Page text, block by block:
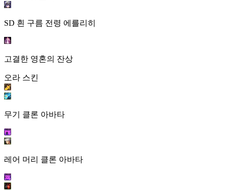
SD 흰 구름 전령 에를리히
고결한 영혼의 잔상
오라 스킨
무기 클론 아바타
레어 머리 클론 아바타